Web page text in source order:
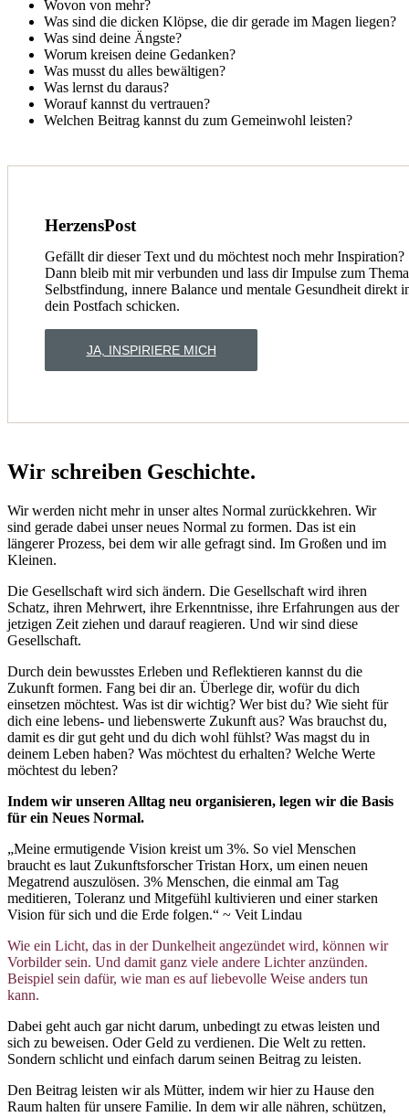
Wovon von mehr?
Was sind die dicken Klöpse, die dir gerade im Magen liegen?
Was sind deine Ängste?
Worum kreisen deine Gedanken?
Was musst du alles bewältigen?
Was lernst du daraus?
Worauf kannst du vertrauen?
Welchen Beitrag kannst du zum Gemeinwohl leisten?
HerzensPost
Gefällt dir dieser Text und du möchtest noch mehr Inspiration?
Dann bleib mit mir verbunden und lass dir Impulse zum Thema
Selbstfindung, innere Balance und mentale Gesundheit direkt
dein Postfach schicken.
JA, INSPIRIERE MICH
Wir schreiben Geschichte.
Wir werden nicht mehr in unser altes Normal zurückkehren. Wir
sind gerade dabei unser neues Normal zu formen. Das ist ein
längerer Prozess, bei dem wir alle gefragt sind. Im Großen und im
Kleinen.
Die Gesellschaft wird sich ändern. Die Gesellschaft wird ihren
Schatz, ihren Mehrwert, ihre Erkenntnisse, ihre Erfahrungen aus der
jetzigen Zeit ziehen und darauf reagieren. Und wir sind diese
Gesellschaft.
Durch dein bewusstes Erleben und Reflektieren kannst du die
Zukunft formen. Fang bei dir an. Überlege dir, wofür du dich
einsetzen möchtest. Was ist dir wichtig? Wer bist du? Wie sieht für
dich eine lebens- und liebenswerte Zukunft aus? Was brauchst du,
damit es dir gut geht und du dich wohl fühlst? Was magst du in
deinem Leben haben? Was möchtest du erhalten? Welche Werte
möchtest du leben?
Indem wir unseren Alltag neu organisieren, legen wir die Basis
für ein Neues Normal.
„Meine ermutigende Vision kreist um 3%. So viel Menschen
braucht es laut Zukunftsforscher Tristan Horx, um einen neuen
Megatrend auszulösen. 3% Menschen, die einmal am Tag
meditieren, Toleranz und Mitgefühl kultivieren und einer starken
Vision für sich und die Erde folgen.“ ~ Veit Lindau
Wie ein Licht, das in der Dunkelheit angezündet wird, können wir
Vorbilder sein. Und damit ganz viele andere Lichter anzünden.
Beispiel sein dafür, wie man es auf liebevolle Weise anders tun
kann.
Dabei geht auch gar nicht darum, unbedingt zu etwas leisten und
sich zu beweisen. Oder Geld zu verdienen. Die Welt zu retten.
Sondern schlicht und einfach darum seinen Beitrag zu leisten.
Den Beitrag leisten wir als Mütter, indem wir hier zu Hause den
Raum halten für unsere Familie. In dem wir alle nähren, schützen,